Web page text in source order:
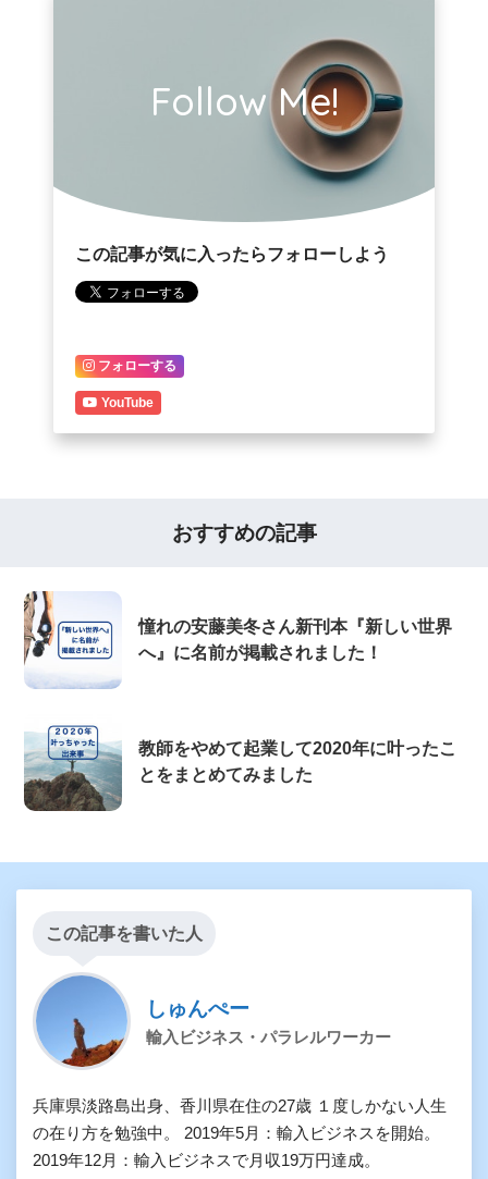
Follow Me!
この記事が気に入ったらフォローしよう
フォローする
YouTube
おすすめの記事
憧れの安藤美冬さん新刊本『新しい世界
へ』に名前が掲載されました！
教師をやめて起業して2020年に叶ったこ
とをまとめてみました
この記事を書いた人
しゅんぺー
輸入ビジネス・パラレルワーカー
兵庫県淡路島出身、香川県在住の27歳 １度しかない人生
の在り方を勉強中。 2019年5月：輸入ビジネスを開始。
2019年12月：輸入ビジネスで月収19万円達成。